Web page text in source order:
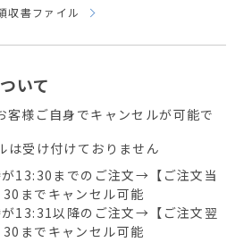
収書ファイル
いて
客様ご自身でキャンセルが可能で
受け付けておりません
が13:30までのご注文→【ご注文当
までキャンセル可能
が13:31以降のご注文→【ご注文翌
までキャンセル可能